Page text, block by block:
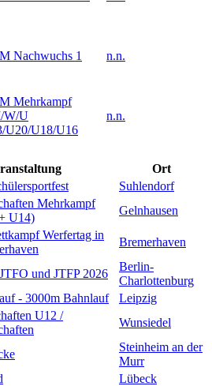
Nachwuchs 1 n.n.
Mehrkampf
W/U
U20/U18/U16
n.n.
Ort
Suhlendorf
Mehrkampf
U14)
Gelnhausen
Werfertag in
Bremerhaven
und JTFP 2026
Berlin-
Charlottenburg
- 3000m Bahnlauf
Leipzig
U12 /
Wunsiedel
Steinheim an der
Murr
Lübeck